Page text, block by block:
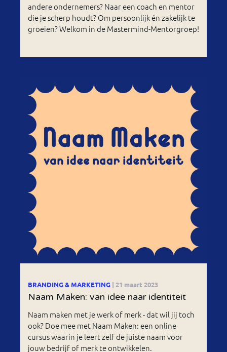
andere ondernemers? Naar een coach en mentor
die je scherp houdt? Om persoonlijk én zakelijk te
groeien? Welkom in de Mastermind-Mentorgroep!
BRANDING & MARKETING | 21 maart 2023
Naam Maken: van idee naar identiteit
Naam maken met je werk of merk - dat wil jij toch
ook? Doe mee met Naam Maken: een online
cursus waarin je leert zelf de juiste naam voor
jouw bedrijf of merk te ontwikkelen.